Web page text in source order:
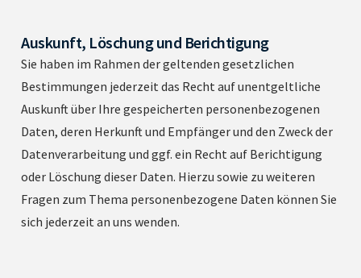
Auskunft, Löschung und Berichtigung
Sie haben im Rahmen der geltenden gesetzlichen
Bestimmungen jederzeit das Recht auf unentgeltliche
Auskunft über Ihre gespeicherten personenbezogenen
Daten, deren Herkunft und Empfänger und den Zweck der
Datenverarbeitung und ggf. ein Recht auf Berichtigung
oder Löschung dieser Daten. Hierzu sowie zu weiteren
Fragen zum Thema personenbezogene Daten können Sie
sich jederzeit an uns wenden.